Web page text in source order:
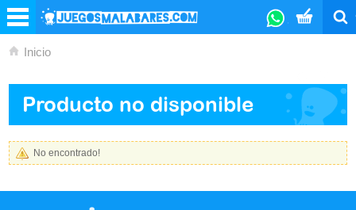
Inicio
Producto no disponible
No encontrado!